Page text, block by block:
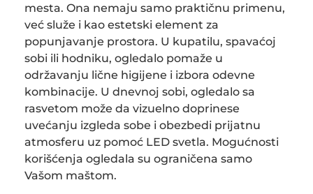
mesta. Ona nemaju samo praktičnu primenu,
već služe i kao estetski element za
popunjavanje prostora. U kupatilu, spavaćoj
sobi ili hodniku, ogledalo pomaže u
održavanju lične higijene i izbora odevne
kombinacije. U dnevnoj sobi, ogledalo sa
rasvetom može da vizuelno doprinese
uvećanju izgleda sobe i obezbedi prijatnu
atmosferu uz pomoć LED svetla. Mogućnosti
korišćenja ogledala su ograničena samo
Vašom maštom.